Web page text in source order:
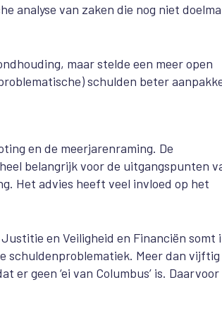
analyse van zaken die nog niet
maar stelde een meer open
schulden beter
en de meerjarenraming. De
belangrijk voor de uitgangspunten
Het advies heeft veel invloed op het
en Veiligheid en Financiën somt
schuldenproblematiek. Meer dan vijftig
geen ‘ei van Columbus’ is. Daarvoor